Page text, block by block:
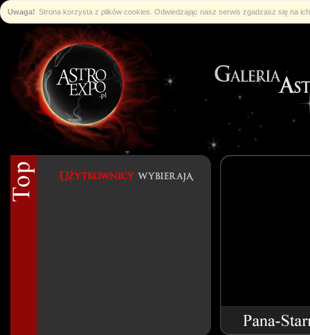
Uwaga! Strona korzysta z plików cookies. Odwiedzając nasz serwis zgadzasz się na